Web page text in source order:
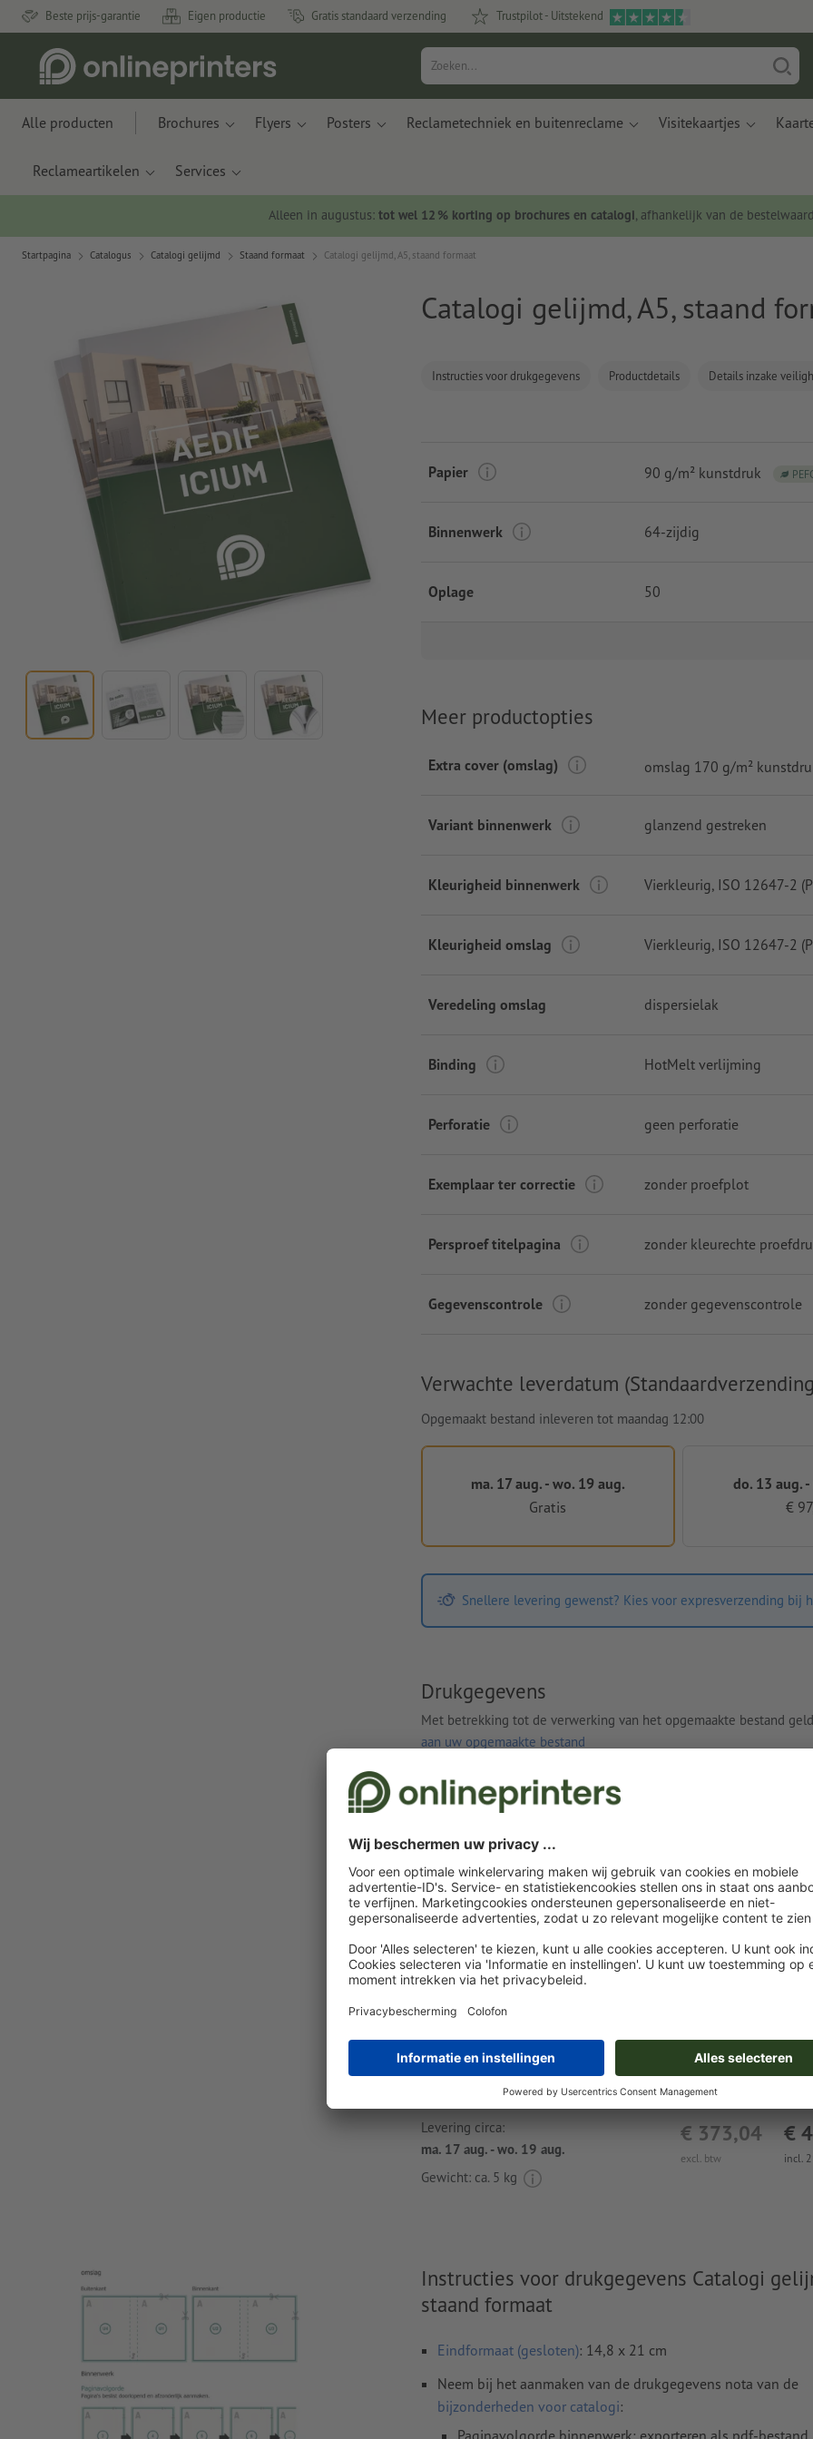
Beste prijs-garantie Eigen productie Gratis standaard verzending Trustpilot - Uitstekend
Alle producten Brochures Flyers Posters Reclametechniek en buitenreclame Visitekaartjes
Reclameartikelen Services
Alleen in augustus: tot wel 12 % korting op brochures en catalogi, afhankelijk van de
Startpagina Catalogus Catalogi gelijmd Staand formaat Catalogi gelijmd, A5, staand formaat
Catalogi gelijmd, A5, staand
Instructies voor drukgegevens Productdetails Details inzake
Papier 90 g/m² kunstdruk
Binnenwerk 64-zijdig
Oplage 50
Meer productopties
Extra cover (omslag) omslag 170 g/m²
Variant binnenwerk glanzend gestreken
Kleurigheid binnenwerk Vierkleurig, ISO 12647-2
Kleurigheid omslag Vierkleurig, ISO 12647-2
Veredeling omslag dispersielak
Binding HotMelt verlijming
Perforatie geen perforatie
Exemplaar ter correctie zonder proefplot
Persproef titelpagina zonder kleurechte
Gegevenscontrole zonder gegevenscontrole
Verwachte leverdatum
Opgemaakt bestand inleveren tot maandag 12:00
ma. 17 aug. - wo. 19 aug.
Gratis
do. 13 aug.
€
Snellere levering gewenst? Kies voor expresverzending bij
Drukgegevens
Met betrekking tot de verwerking van het opgemaakte bestand
aan uw opgemaakte bestand
Eigen opgemaakte bestanden
U kunt uw opgemaakte bestanden vóór of na aankoop
uploaden.
excl. btw
€ 373,04
incl.
€
Levering circa:
ma. 17 aug. - wo. 19 aug.
Gewicht: ca. 5 kg
Instructies voor drukgegevens Catalogi
staand formaat
Eindformaat (gesloten): 14,8 x 21 cm
Neem bij het aanmaken van de drukgegevens nota van de
bijzonderheden voor catalogi: